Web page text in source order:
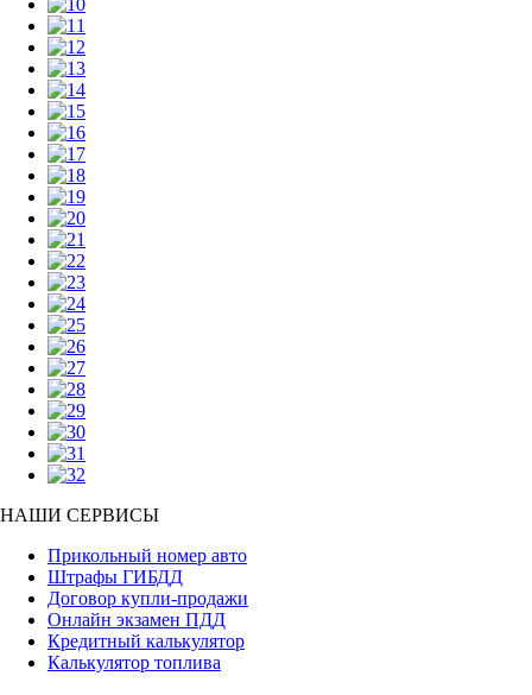
НАШИ СЕРВИСЫ
Прикольный номер авто
Штрафы ГИБДД
Договор купли-продажи
Онлайн экзамен ПДД
Кредитный калькулятор
Калькулятор топлива